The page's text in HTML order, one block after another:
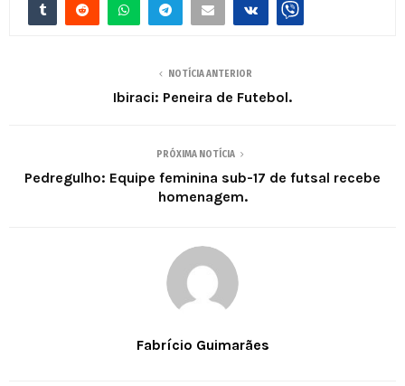
NOTÍCIA ANTERIOR
Ibiraci: Peneira de Futebol.
PRÓXIMA NOTÍCIA
Pedregulho: Equipe feminina sub-17 de futsal recebe
homenagem.
Fabrício Guimarães